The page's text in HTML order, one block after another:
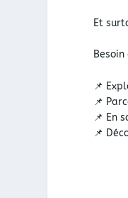
Et
📌
📌
📌 En
📌